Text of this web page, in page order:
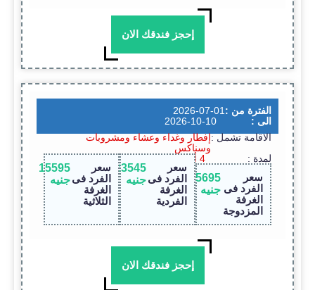
إحجز فندقك الان
الفترة من : 2026-07-01
الى :
2026-10-10
الاقامة تشمل :إفطار وغداء وعشاء ومشروبات
وسناكس
لمدة :
4 أيام / 3 ليالى
سعر
الفرد فى
الغرفة
المزدوجة
15695
جنيه
سعر
الفرد فى
الغرفة
الفردية
23545
جنيه
سعر
الفرد فى
الغرفة
الثلاثية
15595
جنيه
إحجز فندقك الان